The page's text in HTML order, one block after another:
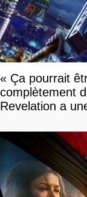
« Ça pourrait
complètement
Revelation a